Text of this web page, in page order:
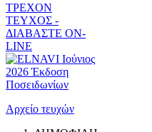
ΤΡΕΧΟΝ
ΤΕΥΧΟΣ -
ΔΙΑΒΑΣΤΕ ON-
LINE
Αρχείο τευχών